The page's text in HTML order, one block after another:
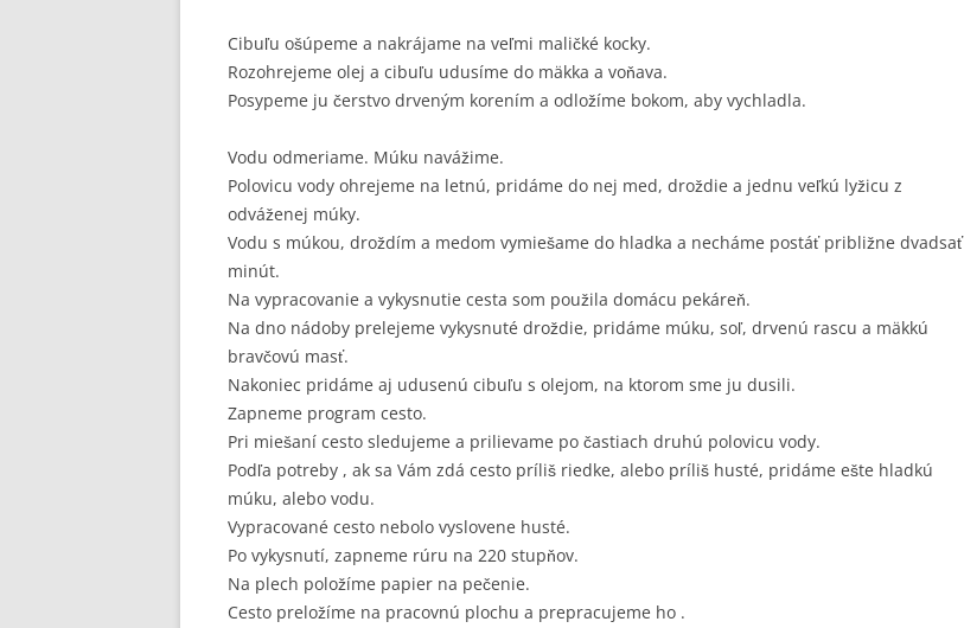
Cibuľu ošúpeme a nakrájame na veľmi maličké kocky.
Rozohrejeme olej a cibuľu udusíme do mäkka a voňava.
Posypeme ju čerstvo drveným korením a odložíme bokom, aby vychladla.
Vodu odmeriame. Múku navážime.
Polovicu vody ohrejeme na letnú, pridáme do nej med, droždie a jednu veľkú lyžicu z
odváženej múky.
Vodu s múkou, droždím a medom vymiešame do hladka a necháme postáť približne dvadsať
minút.
Na vypracovanie a vykysnutie cesta som použila domácu pekáreň.
Na dno nádoby prelejeme vykysnuté droždie, pridáme múku, soľ, drvenú rascu a mäkkú
bravčovú masť.
Nakoniec pridáme aj udusenú cibuľu s olejom, na ktorom sme ju dusili.
Zapneme program cesto.
Pri miešaní cesto sledujeme a prilievame po častiach druhú polovicu vody.
Podľa potreby , ak sa Vám zdá cesto príliš riedke, alebo príliš husté, pridáme ešte hladkú
múku, alebo vodu.
Vypracované cesto nebolo vyslovene husté.
Po vykysnutí, zapneme rúru na 220 stupňov.
Na plech položíme papier na pečenie.
Cesto preložíme na pracovnú plochu a prepracujeme ho .